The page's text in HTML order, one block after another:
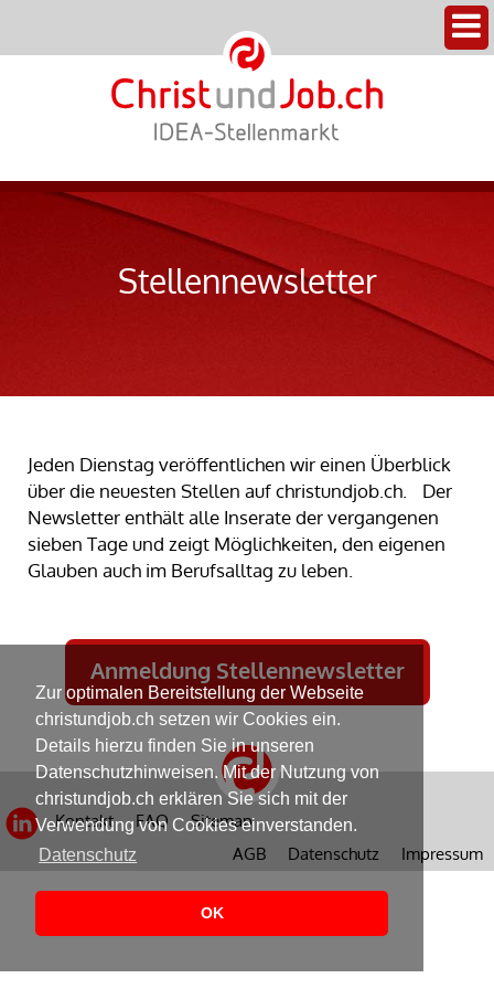
Zur optimalen Bereitstellung der Webseite
christundjob.ch setzen wir Cookies ein.
Details hierzu finden Sie in unseren
Datenschutzhinweisen. Mit der Nutzung von
christundjob.ch erklären Sie sich mit der
Verwendung von Cookies einverstanden.
Datenschutz
OK
Stellennewsletter
Jeden Dienstag veröffentlichen wir einen Überblick
über die neuesten Stellen auf christundjob.ch. Der
Newsletter enthält alle Inserate der vergangenen
sieben Tage und zeigt Möglichkeiten, den eigenen
Glauben auch im Berufsalltag zu leben.
Anmeldung Stellennewsletter
Kontakt FAQ
Sitemap
AGB
Datenschutz Impressum